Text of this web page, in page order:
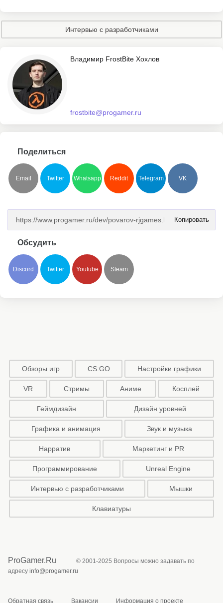
Интервью с разработчиками
Владимир FrostBite Хохлов
frostbite@progamer.ru
Поделиться
Email Twitter Whatsapp Reddit Telegram VK
Копировать
Обсудить
Discord Twitter Youtube Steam
Обзоры игр CS:GO Настройки графики
VR Стримы Аниме Косплей
Геймдизайн Дизайн уровней
Графика и анимация Звук и музыка
Нарратив Маркетинг и PR
Программирование Unreal Engine
Интервью с разработчиками Мышки
Клавиатуры
ProGamer.Ru
© 2001-2025 Вопросы можно задавать по
адресу info@progamer.ru
Обратная связь Вакансии Информация о проекте